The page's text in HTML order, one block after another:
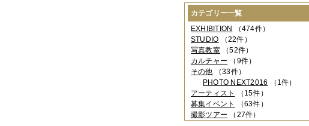
2022年09月（2件）
2022年08月
（3件）
2022年07月（3件）
2022年05月（4件）
2022年04月（2件）
2022年03月
（5件）
2022年02月（3件）
2022年01月（3件）
2021年12月（2件）
2021年11月（3件）
2021年10月
（1件）
カテゴリー一覧
EXHIBITION （474件）
STUDIO （22件）
写真教室（52件）
カルチャー （9件）
その他 （33件）
PHOTO NEXT2016 （1件）
アーティスト
（15件）
募集イベント
（63件）
撮影ツアー （27件）